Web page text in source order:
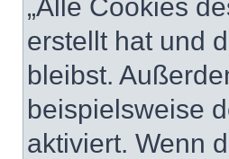
„Alle Cookies
erstellt hat und
bleibst.
beispielsweise
aktiviert. Wenn